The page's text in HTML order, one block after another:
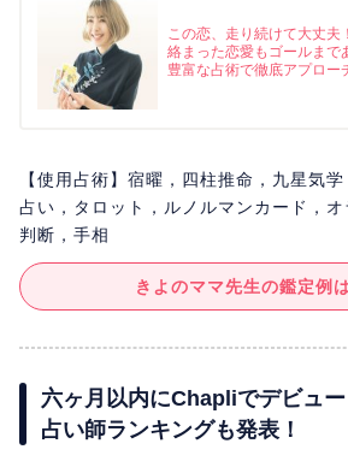
この恋、走り続けて大丈夫
絡まった恋愛もゴールまで
豊富な占術で徹底アプロー
【使用占術】宿曜，四柱推命，九星気
占い，タロット，ルノルマンカード，
判断，手相
きよのママ先生の鑑定例
六ヶ月以内にChapliでデビュ
占い師ランキングも発表！